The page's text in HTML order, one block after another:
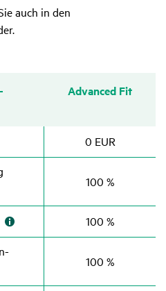
auch in den
Advanced Fit
0 EUR
100 %
100 %
100 %